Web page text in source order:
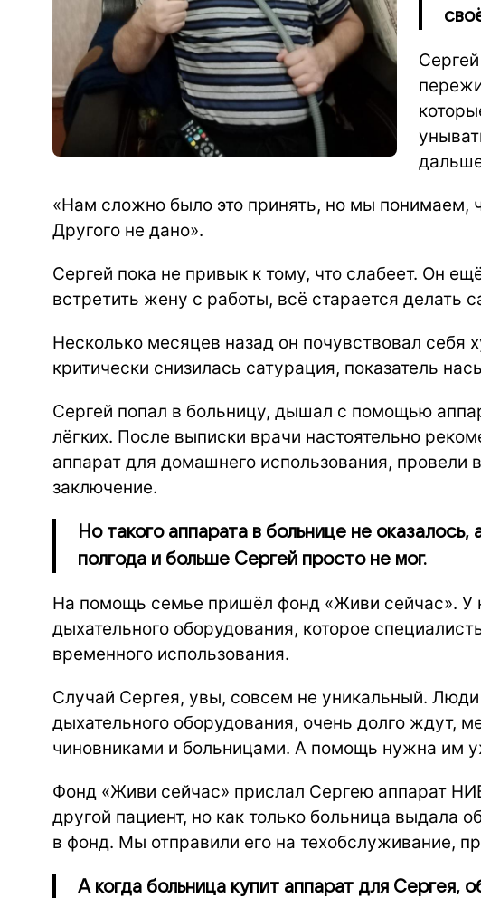
«Нам сложно было это принять, но мы понимаем,
Другого не дано».
Сергей пока не привык к тому, что слабеет. Он
встретить жену с работы, всё старается делать
Несколько месяцев назад он почувствовал себя
критически снизилась сатурация, показатель
Сергей попал в больницу, дышал с помощью
лёгких. После выписки врачи настоятельно
аппарат для домашнего использования,
заключение.
Но такого аппарата в больнице не
полгода и больше Сергей просто не мог.
На помощь семье пришёл фонд «Живи сейчас». У
дыхательного оборудования, которое
временного использования.
Случай Сергея, увы, совсем не уникальный. Люди
дыхательного оборудования, очень долго ждут,
чиновниками и больницами. А помощь нужна им
Фонд «Живи сейчас» прислал Сергею аппарат
другой пациент, но как только больница выдала
в фонд. Мы отправили его на техобслуживание,
А когда больница купит аппарат для Сергея,